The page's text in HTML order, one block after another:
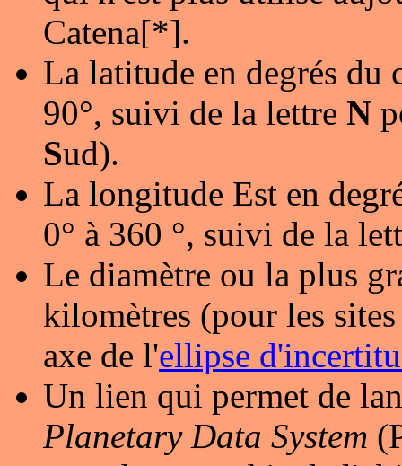
Catena[*].
La latitude en degrés du
90°, suivi de la lettre N
Sud).
La longitude Est en
0° à 360 °, suivi de la
Le diamètre ou la plus
kilomètres (pour les
axe de l'ellipse
Un lien qui permet de
Planetary Data System